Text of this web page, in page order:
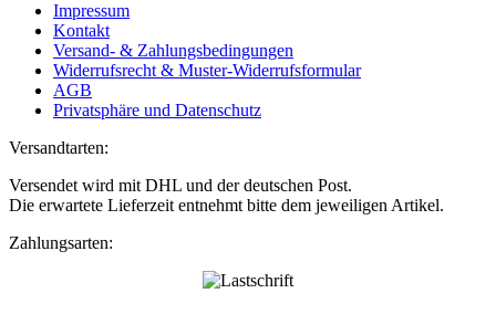
Impressum
Kontakt
Versand- & Zahlungsbedingungen
Widerrufsrecht & Muster-Widerrufsformular
AGB
Privatsphäre und Datenschutz
Versandtarten:
Versendet wird mit DHL und der deutschen Post.
Die erwartete Lieferzeit entnehmt bitte dem jeweiligen Artikel.
Zahlungsarten: